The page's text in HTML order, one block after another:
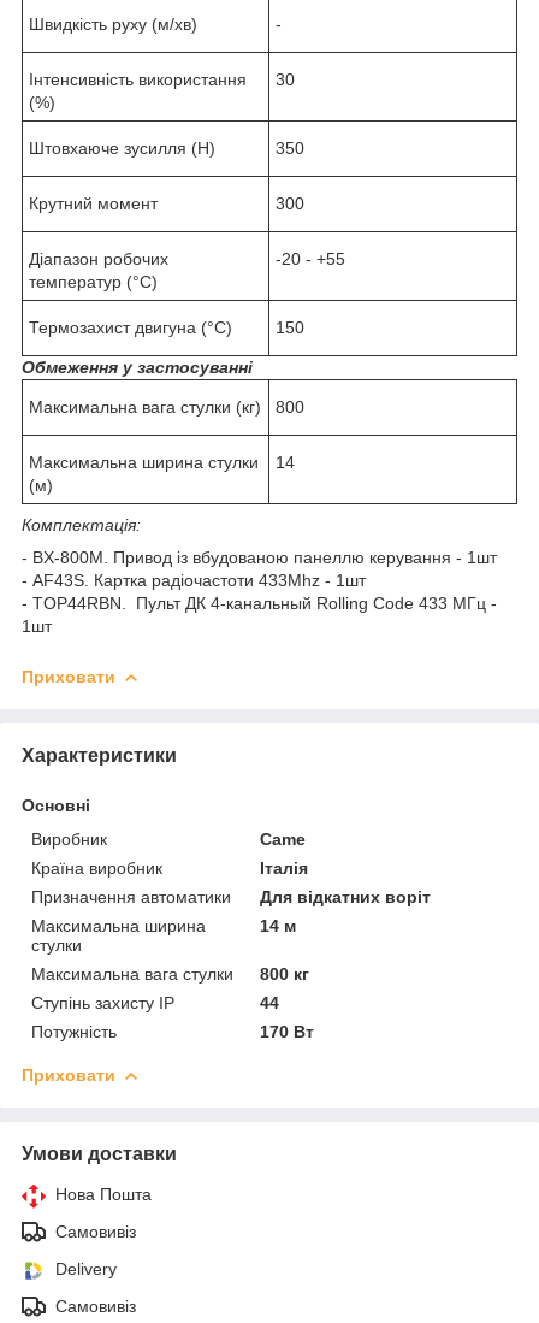
Швидкість руху (м/хв) -
Інтенсивність використання
(%)
30
Штовхаюче зусилля (Н) 350
Крутний момент 300
Діапазон робочих
температур (°C)
-20 - +55
Термозахист двигуна (°C) 150
Обмеження у застосуванні
Максимальна вага стулки (кг) 800
Максимальна ширина стулки
(м)
14
Комплектація:
- ВX-800М. Привод із вбудованою панеллю керування - 1шт
- AF43S. Картка радіочастоти 433Mhz - 1шт
- TOP44RBN. Пульт ДК 4-канальный Rolling Code 433 MГц -
1шт
Приховати
Характеристики
Основні
Виробник
Came
Країна виробник
Італія
Призначення автоматики
Для відкатних воріт
Максимальна ширина
стулки
14 м
Максимальна вага стулки
800 кг
Ступінь захисту IP
44
Потужність
170 Вт
Приховати
Умови доставки
Нова Пошта
Самовивіз
Delivery
Самовивіз